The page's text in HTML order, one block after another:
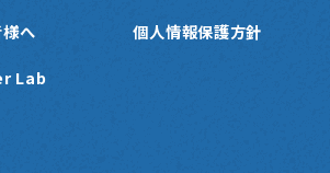
へ
Lab
個人情報保護方針